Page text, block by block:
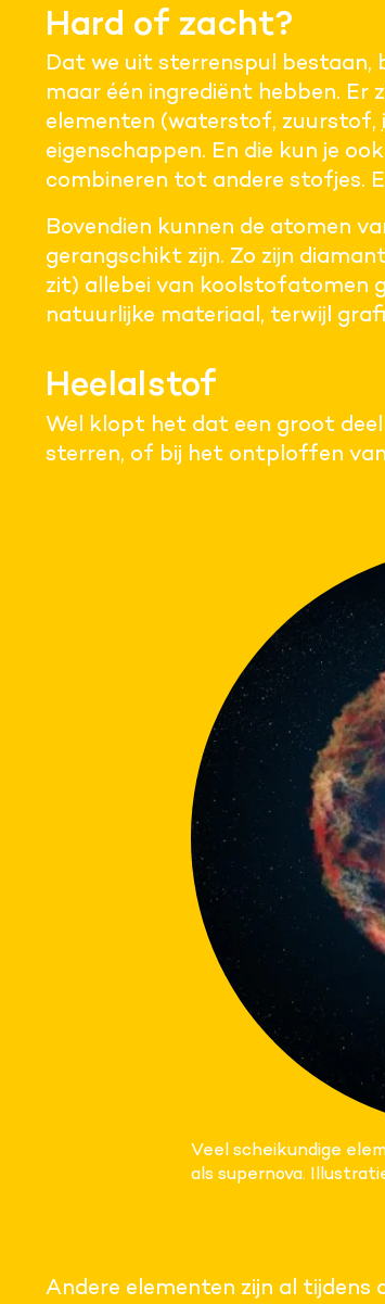
Hard of zacht?
Dat we uit sterrenspul bestaan,
maar één ingrediënt hebben. Er
elementen (waterstof, zuurstof,
eigenschappen. En die kun je
combineren tot andere stofjes.
Bovendien kunnen de atomen
gerangschikt zijn. Zo zijn
zit) allebei van koolstofatomen
natuurlijke materiaal, terwijl
Heelalstof
Wel klopt het dat een groot
sterren, of bij het ontploffen
Veel scheikundige
als supernova.
Andere elementen zijn al tijdens